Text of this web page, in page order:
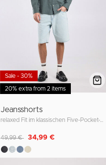
20% extra from 2 items
Sale - 30%
Jeansshorts
relaxed Fit im klassischen Five-Pocket-Style
Reduziert von
49,99 € auf
34,99 €